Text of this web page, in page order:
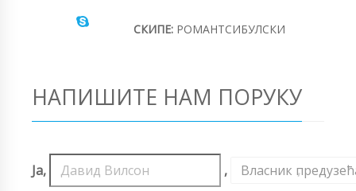
СКИПЕ: РОМАНТСИБУЛСКИ
НАПИШИТЕ НАМ ПОРУКУ
Ја, , Власник ,